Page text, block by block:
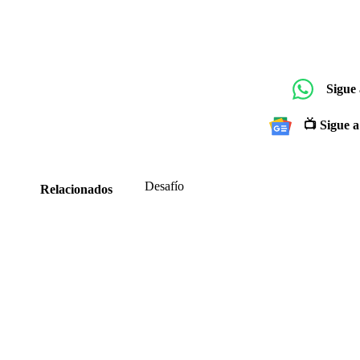
📺 Sigue
Relacionados Desafío